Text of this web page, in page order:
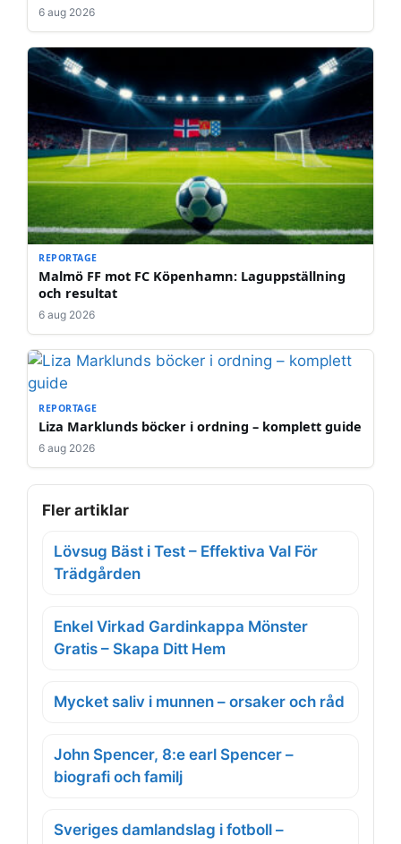
6 aug 2026
REPORTAGE
Malmö FF mot FC Köpenhamn: Laguppställning
och resultat
6 aug 2026
REPORTAGE
Liza Marklunds böcker i ordning – komplett guide
6 aug 2026
Fler artiklar
Lövsug Bäst i Test – Effektiva Val För
Trädgården
Enkel Virkad Gardinkappa Mönster
Gratis – Skapa Ditt Hem
Mycket saliv i munnen – orsaker och råd
John Spencer, 8:e earl Spencer –
biografi och familj
Sveriges damlandslag i fotboll –